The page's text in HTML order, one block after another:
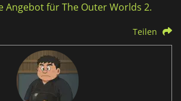
Angebot für The Outer Worlds 2.
Teilen